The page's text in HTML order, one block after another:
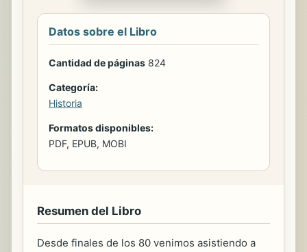
Datos sobre el Libro
Cantidad de páginas 824
Categoría:
Historia
Formatos disponibles:
PDF, EPUB, MOBI
Resumen del Libro
Desde finales de los 80 venimos asistiendo a